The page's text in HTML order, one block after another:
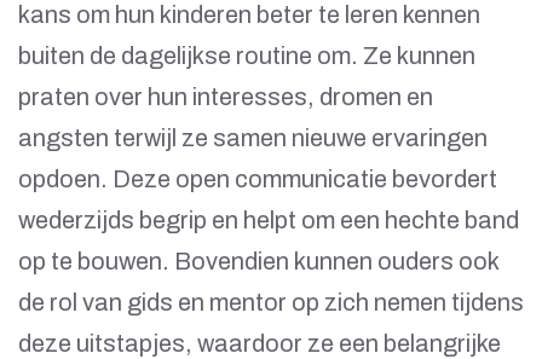
kans om hun kinderen beter te leren kennen
buiten de dagelijkse routine om. Ze kunnen
praten over hun interesses, dromen en
angsten terwijl ze samen nieuwe ervaringen
opdoen. Deze open communicatie bevordert
wederzijds begrip en helpt om een hechte band
op te bouwen. Bovendien kunnen ouders ook
de rol van gids en mentor op zich nemen tijdens
deze uitstapjes, waardoor ze een belangrijke